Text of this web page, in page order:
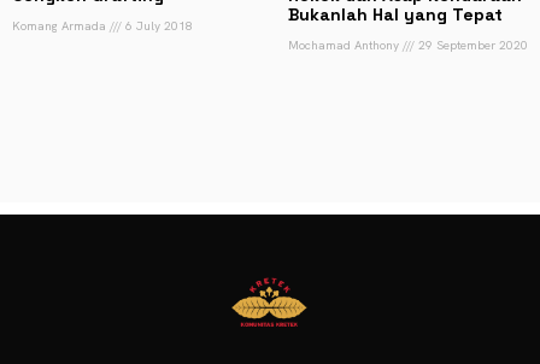
Komang Armada 6 July 2018
Bukanlah Hal yang Tepat
Mochamad Anthony 29 September 2020